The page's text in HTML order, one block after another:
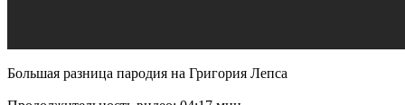
Большая разница пародия на Григория Лепса